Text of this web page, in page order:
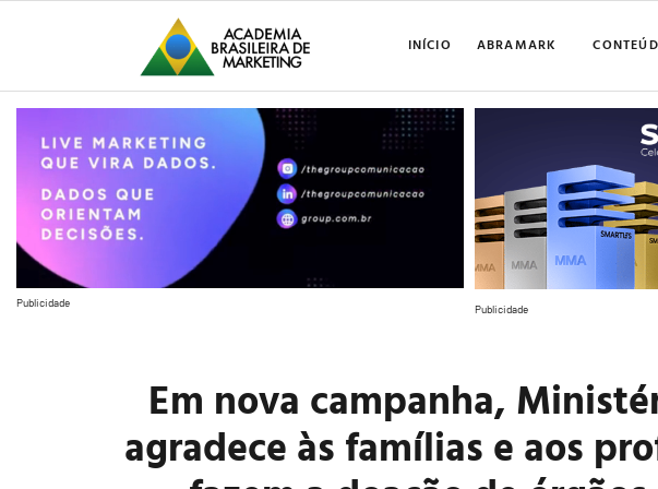
INÍCIO ABRAMARK
Publicidade Publicidade
Em nova campanha,
agradece às famílias e aos